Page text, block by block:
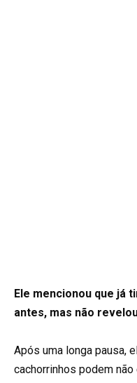
Ele mencionou que já
antes, mas não
Após uma longa pausa,
cachorrinhos podem